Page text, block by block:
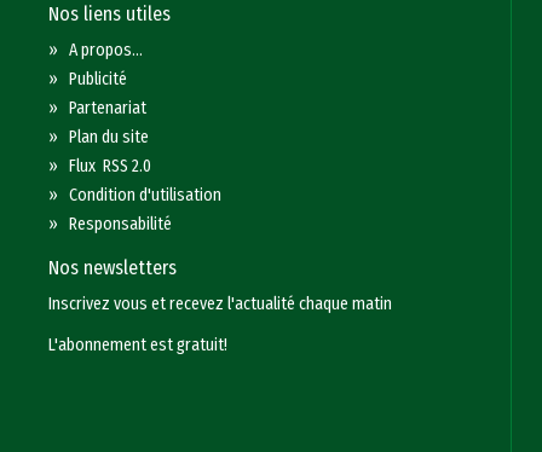
Nos liens utiles
»A propos...
»Publicité
»Partenariat
»Plan du site
»Flux RSS 2.0
»Condition d'utilisation
»Responsabilité
Nos newsletters
Inscrivez vous et recevez l'actualité chaque matin
L'abonnement est gratuit!